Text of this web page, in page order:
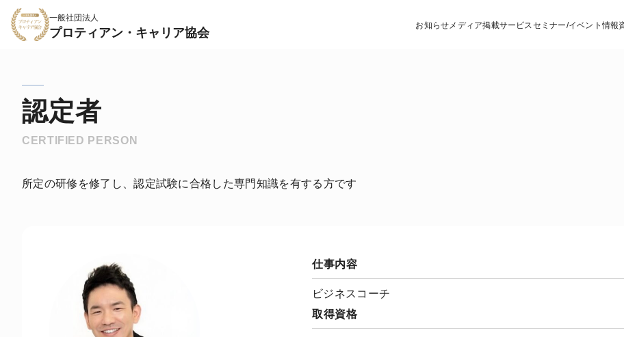
一般社団法人
プロティアン・キャリア協会
お知らせ メディア掲載サービス セミナー/イベント情報
認定者
CERTIFIED PERSON
所定の研修を修了し、認定試験に合格した専門知識を有する方です
仕事内容
ビジネスコーチ
取得資格